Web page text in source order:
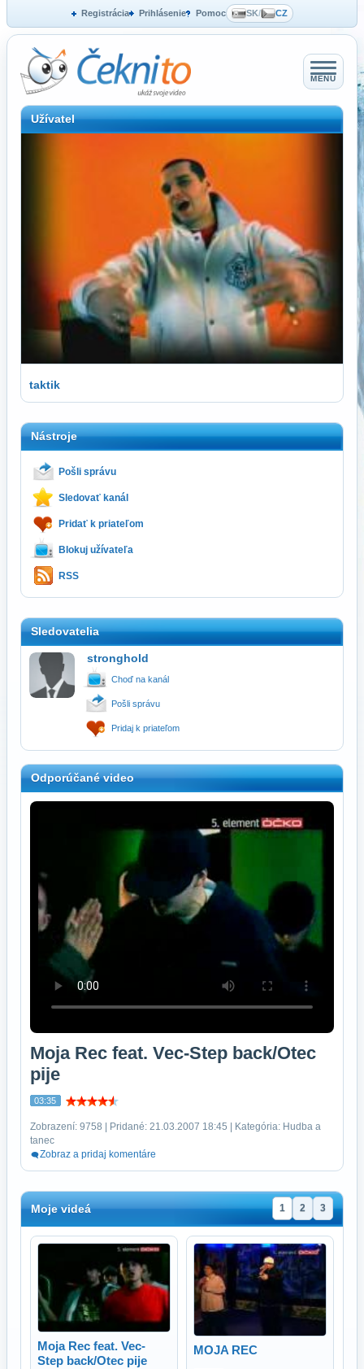
Registrácia Prihlásenie Pomoc SK/ CZ
MENU
Užívatel
taktik
Nástroje
Pošli správu
Sledovať kanál
Pridať k priateľom
Blokuj užívateľa
RSS
Sledovatelia
stronghold
Choď na kanál
Pošli správu
Pridaj k priateľom
Odporúčané video
Moja Rec feat. Vec-Step back/Otec
pije
03:35
Zobrazení: 9758 | Pridané: 21.03.2007 18:45 | Kategória: Hudba a
tanec
Zobraz a pridaj komentáre
Moje videá 1 2 3
Moja Rec feat. Vec-
Step back/Otec pije
MOJA REC